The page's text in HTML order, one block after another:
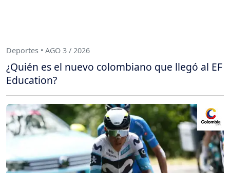
Deportes • AGO 3 / 2026
¿Quién es el nuevo colombiano que llegó al EF
Education?